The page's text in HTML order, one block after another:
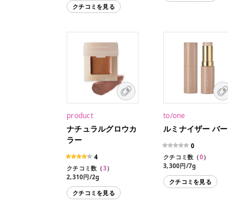
クチコミを見る
product
ナチュラルグロウカ
ラー
4
クチコミ数（3）
2,310円/2g
クチコミを見る
to/one
ルミナイザー バー
0
クチコミ数（0）
3,300円/7g
クチコミを見る